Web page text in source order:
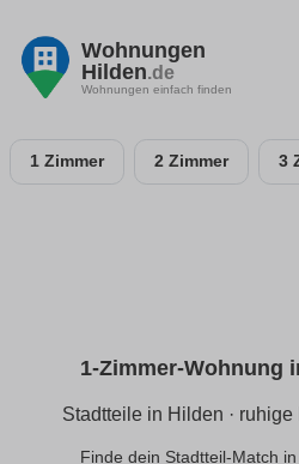
Wohnungen
Hilden.de
Wohnungen einfach finden
1 Zimmer 2 Zimmer 3
1-Zimmer-Wohnung
Stadtteile in Hilden ·
Finde dein Stadtteil-Match